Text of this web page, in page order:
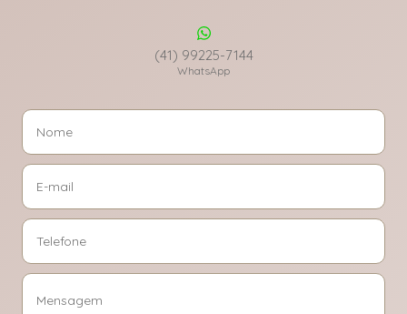
(41) 99225-7144
WhatsApp